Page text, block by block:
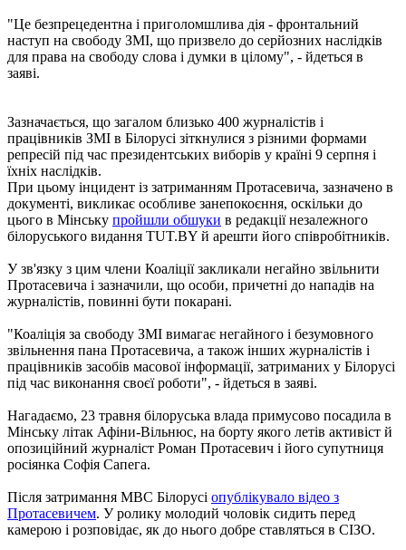
"Це безпрецедентна і приголомшлива дія - фронтальний
наступ на свободу ЗМІ, що призвело до серйозних наслідків
для права на свободу слова і думки в цілому", - йдеться в
заяві.
Зазначається, що загалом близько 400 журналістів і
працівників ЗМІ в Білорусі зіткнулися з різними формами
репресій під час президентських виборів у країні 9 серпня і
їхніх наслідків.
При цьому інцидент із затриманням Протасевича, зазначено в
документі, викликає особливе занепокоєння, оскільки до
цього в Мінську пройшли обшуки в редакції незалежного
білоруського видання TUT.BY й арешти його співробітників.
У зв'язку з цим члени Коаліції закликали негайно звільнити
Протасевича і зазначили, що особи, причетні до нападів на
журналістів, повинні бути покарані.
"Коаліція за свободу ЗМІ вимагає негайного і безумовного
звільнення пана Протасевича, а також інших журналістів і
працівників засобів масової інформації, затриманих у Білорусі
під час виконання своєї роботи", - йдеться в заяві.
Нагадаємо, 23 травня білоруська влада примусово посадила в
Мінську літак Афіни-Вільнюс, на борту якого летів активіст й
опозиційний журналіст Роман Протасевич і його супутниця
росіянка Софія Сапега.
Після затримання МВС Білорусі опублікувало відео з
Протасевичем. У ролику молодий чоловік сидить перед
камерою і розповідає, як до нього добре ставляться в СІЗО.